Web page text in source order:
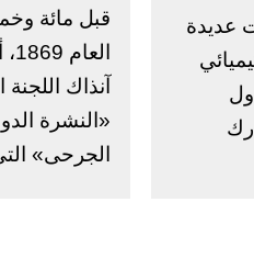
عديدة
قبل مائة
آنذاك اللجنة
«النشرة
الجرحى»